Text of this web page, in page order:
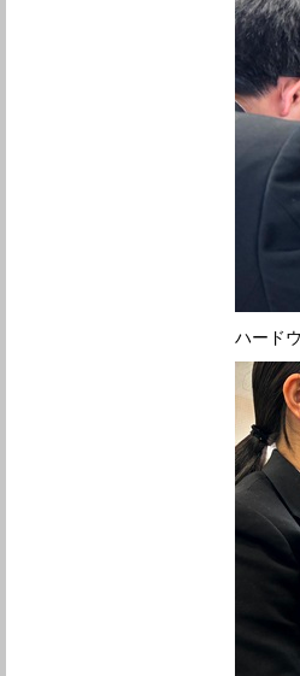
ハード